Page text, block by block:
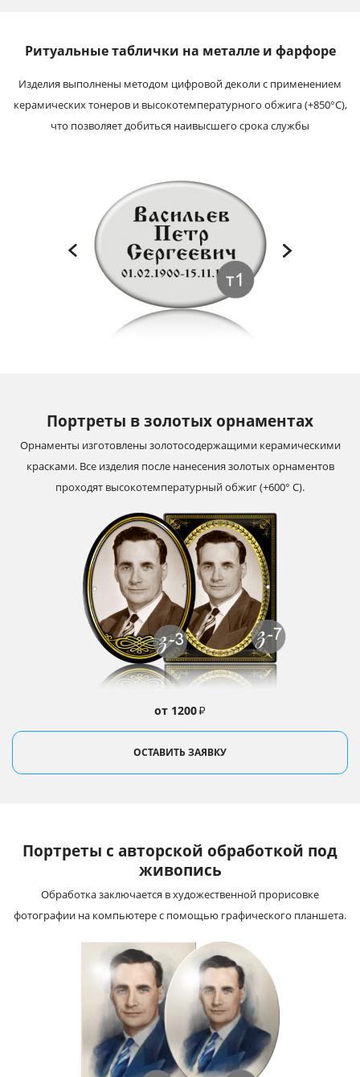
Ритуальные таблички на металле и фарфоре
Изделия выполнены методом цифровой деколи с применением
керамических тонеров и высокотемпературного обжига (+850°С),
что позволяет добиться наивысшего срока службы
Портреты в золотых орнаментах
от 1200₽
Орнаменты изготовлены золотосодержащими керамическими
красками. Все изделия после нанесения золотых орнаментов
проходят высокотемпературный обжиг (+600° С).
ОСТАВИТЬ ЗАЯВКУ
Портреты с авторской обработкой под
живопись
Обработка заключается в художественной прорисовке
фотографии на компьютере с помощью графического планшета.